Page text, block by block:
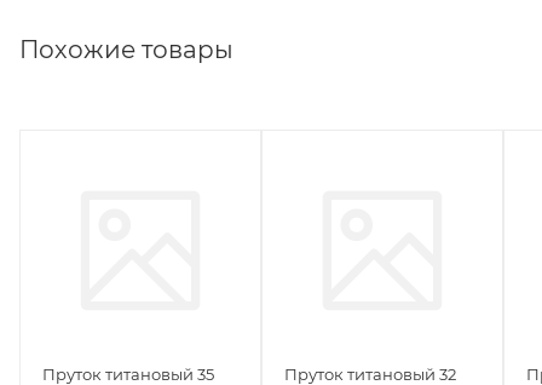
Похожие товары
Пруток титановый 35
Пруток титановый 32